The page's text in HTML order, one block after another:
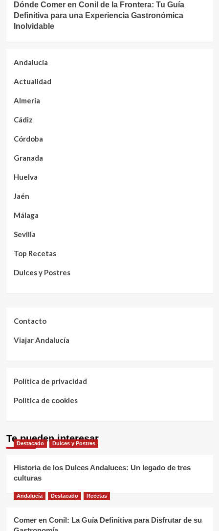
Dónde Comer en Conil de la Frontera: Tu Guía
Definitiva para una Experiencia Gastronómica
Inolvidable
Andalucía
Actualidad
Almería
Cádiz
Córdoba
Granada
Huelva
Jaén
Málaga
Sevilla
Top Recetas
Dulces y Postres
Contacto
Viajar Andalucía
Política de privacidad
Política de cookies
Te pueden interesar
Destacado Dulces y Postres
Historia de los Dulces Andaluces: Un legado de tres
culturas
Andalucía Destacado Recetas
Comer en Conil: La Guía Definitiva para Disfrutar de su